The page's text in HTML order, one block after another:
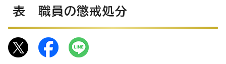
表 職員の懲戒処分